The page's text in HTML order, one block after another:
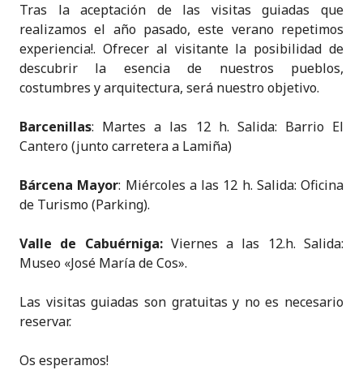
Tras la aceptación de las visitas guiadas que
realizamos el año pasado, este verano repetimos
experiencia!. Ofrecer al visitante la posibilidad de
descubrir la esencia de nuestros pueblos,
costumbres y arquitectura, será nuestro objetivo.
Barcenillas: Martes a las 12 h. Salida: Barrio El
Cantero (junto carretera a Lamiña)
Bárcena Mayor: Miércoles a las 12 h. Salida: Oficina
de Turismo (Parking).
Valle de Cabuérniga: Viernes a las 12.h. Salida:
Museo «José María de Cos».
Las visitas guiadas son gratuitas y no es necesario
reservar.
Os esperamos!